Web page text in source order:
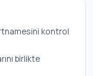
kontrol
birlikte